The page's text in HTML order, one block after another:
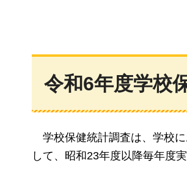
令和6年度学校
学校保健統計調査は、学校
して、昭和23年度以降毎年度